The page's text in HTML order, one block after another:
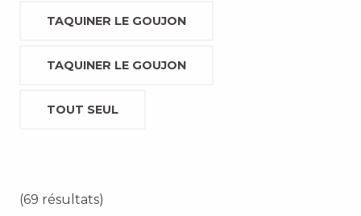
TAQUINER LE GOUJON
TAQUINER LE GOUJON
TOUT SEUL
(69 résultats)